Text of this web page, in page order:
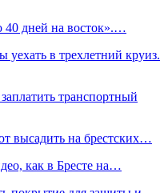
40 дней на восток».…
в трехлетний круиз.
транспортный
высадить на брестских…
как в Бресте на…